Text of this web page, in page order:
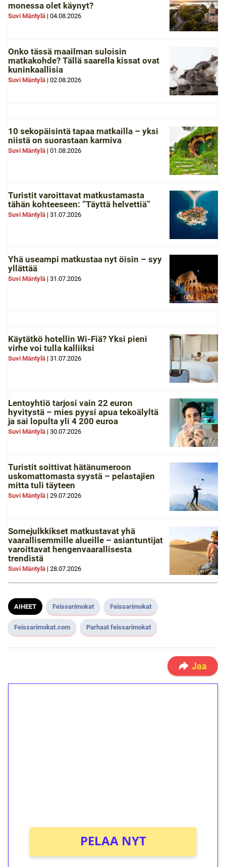
monessa olet käynyt?
Suvi Mäntylä | 04.08.2026
Onko tässä maailman suloisin
matkakohde? Tällä saarella kissat ovat
kuninkaallisia
Suvi Mäntylä | 02.08.2026
10 sekopäisintä tapaa matkailla – yksi
niistä on suorastaan karmiva
Suvi Mäntylä | 01.08.2026
Turistit varoittavat matkustamasta
tähän kohteeseen: ”Täyttä helvettiä”
Suvi Mäntylä | 31.07.2026
Yhä useampi matkustaa nyt öisin – syy
yllättää
Suvi Mäntylä | 31.07.2026
Käytätkö hotellin Wi-Fiä? Yksi pieni
virhe voi tulla kalliiksi
Suvi Mäntylä | 31.07.2026
Lentoyhtiö tarjosi vain 22 euron
hyvitystä – mies pyysi apua tekoälyltä
ja sai lopulta yli 4 200 euroa
Suvi Mäntylä | 30.07.2026
Turistit soittivat hätänumeroon
uskomattomasta syystä – pelastajien
mitta tuli täyteen
Suvi Mäntylä | 29.07.2026
Somejulkkikset matkustavat yhä
vaarallisemmille alueille – asiantuntijat
varoittavat hengenvaarallisesta
trendistä
Suvi Mäntylä | 28.07.2026
AIHEET Feissarimokat Feissarimokat
Feissarimokat.com Parhaat feissarimokat
Jaa
PELAA NYT